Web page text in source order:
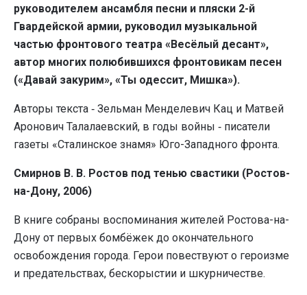
руководителем ансамбля песни и пляски 2-й
Гвардейской армии, руководил музыкальной
частью фронтового театра «Весёлый десант»,
автор многих полюбившихся фронтовикам песен
(«Давай закурим», «Ты одессит, Мишка»).
Авторы текста ‑ Зельман Менделевич Кац и Матвей
Аронович Талалаевский, в годы войны ‑ писатели
газеты «Сталинское знамя» Юго-Западного фронта.
Смирнов В. В. Ростов под тенью свастики (Ростов-
на-Дону, 2006)
В книге собраны воспоминания жителей Ростова-на-
Дону от первых бомбёжек до окончательного
освобождения города. Герои повествуют о героизме
и предательствах, бескорыстии и шкурничестве.